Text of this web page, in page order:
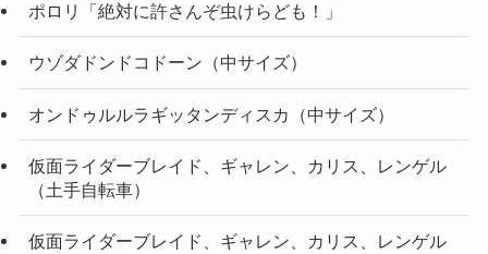
ポロリ「絶対に許さんぞ虫けらども！」
ウゾダドンドコドーン（中サイズ）
オンドゥルルラギッタンディスカ（中サイズ）
仮面ライダーブレイド、ギャレン、カリス、レンゲル
（土手自転車）
仮面ライダーブレイド、ギャレン、カリス、レンゲル